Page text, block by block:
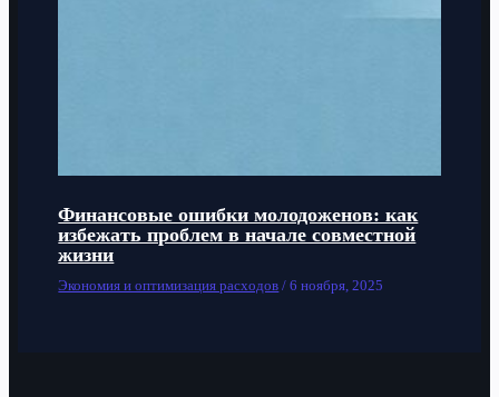
Финансовые ошибки молодоженов: как
избежать проблем в начале совместной
жизни
Экономия и оптимизация расходов /6 ноября, 2025